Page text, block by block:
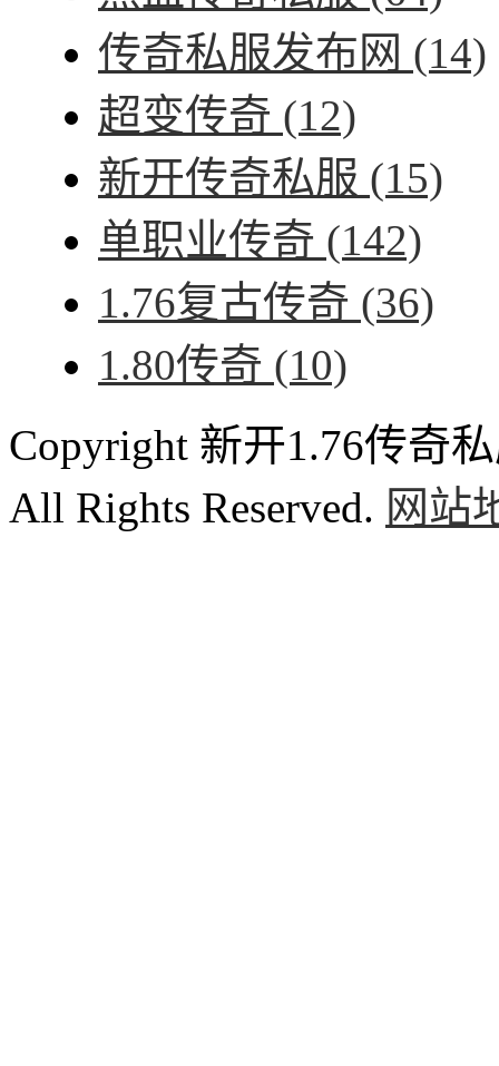
传奇私服发布网 (14)
超变传奇 (12)
新开传奇私服 (15)
单职业传奇 (142)
1.76复古传奇 (36)
1.80传奇 (10)
Copyright 新开1.76传奇
All Rights Reserved. 网站